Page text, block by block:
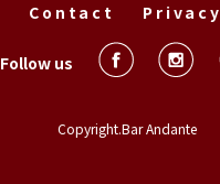
Contact Privacy
Follow us
Copyright.Bar Andante